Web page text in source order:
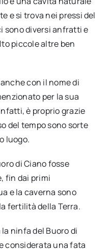
e si trova nei pressi del
sono diversi anfratti e
piccole altre ben
con il nome di
per la sua
è proprio grazie
del tempo sono sorte
luogo.
di Ciano fosse
fin dai primi
e la caverna sono
fertilità della Terra.
ninfa del Buoro di
considerata una fata